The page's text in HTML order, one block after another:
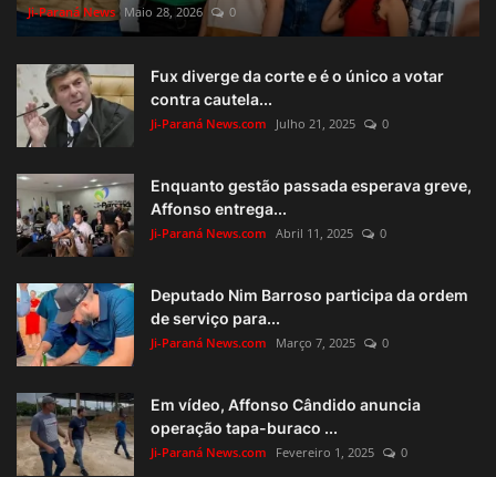
Ji-Paraná News Maio 28, 2026 0
Fux diverge da corte e é o único a votar
contra cautela...
Ji-Paraná News.com Julho 21, 2025 0
Enquanto gestão passada esperava greve,
Affonso entrega...
Ji-Paraná News.com Abril 11, 2025 0
Deputado Nim Barroso participa da ordem
de serviço para...
Ji-Paraná News.com Março 7, 2025 0
Em vídeo, Affonso Cândido anuncia
operação tapa-buraco ...
Ji-Paraná News.com Fevereiro 1, 2025 0